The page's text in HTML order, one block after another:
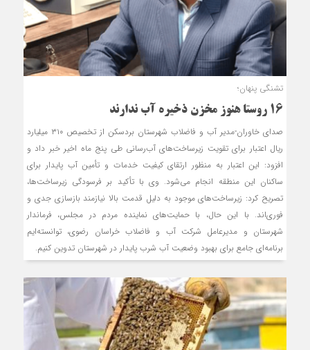
تشنگی پنهان؛
16 روستا هنوز مخزن ذخیره آب ندارند
صدای خاوران-مدیر آب و فاضلاب شهرستان بردسکن از تخصیص ۳۱۰ میلیارد
ریال اعتبار برای تقویت زیرساخت‌های آب‌رسانی طی پنج ماه اخیر خبر داد و
افزود: این اعتبار به منظور ارتقای کیفیت خدمات و تأمین آب پایدار برای
ساکنان این منطقه انجام می‌شود. وی با تأکید بر فرسودگی زیرساخت‌ها،
تصریح کرد: زیرساخت‌های موجود به دلیل قدمت بالا نیازمند بازسازی جدی و
فوری‌اند. با این حال، با حمایت‌های نماینده مردم در مجلس، فرماندار
شهرستان و مدیرعامل شرکت آب و فاضلاب خراسان رضوی، توانسته‌ایم
برنامه‌ای جامع برای بهبود وضعیت آب شرب پایدار در شهرستان تدوین کنیم.